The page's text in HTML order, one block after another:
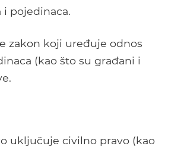
i pojedinaca.
zakon koji uređuje odnos
(kao što su građani i
uključuje civilno pravo (kao